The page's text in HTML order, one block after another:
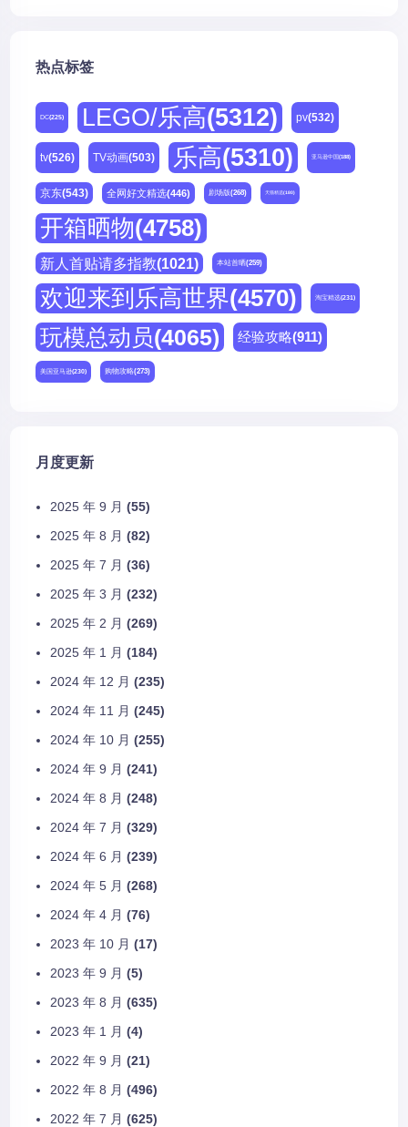
热点标签
DC(225) LEGO/乐高(5312) pv(532)
tv(526) TV动画(503) 乐高(5310) 亚马逊中国(188)
京东(543) 全网好文精选(446) 剧场版(268) 天猫精选(180)
开箱晒物(4758)
新人首贴请多指教(1021) 本站首晒(259)
欢迎来到乐高世界(4570) 淘宝精选(231)
玩模总动员(4065) 经验攻略(911)
美国亚马逊(230) 购物攻略(273)
月度更新
2025 年 9 月 (55)
2025 年 8 月 (82)
2025 年 7 月 (36)
2025 年 3 月 (232)
2025 年 2 月 (269)
2025 年 1 月 (184)
2024 年 12 月 (235)
2024 年 11 月 (245)
2024 年 10 月 (255)
2024 年 9 月 (241)
2024 年 8 月 (248)
2024 年 7 月 (329)
2024 年 6 月 (239)
2024 年 5 月 (268)
2024 年 4 月 (76)
2023 年 10 月 (17)
2023 年 9 月 (5)
2023 年 8 月 (635)
2023 年 1 月 (4)
2022 年 9 月 (21)
2022 年 8 月 (496)
2022 年 7 月 (625)